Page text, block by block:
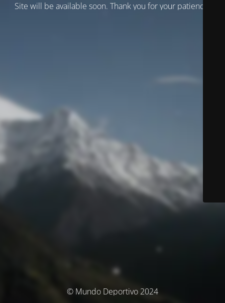
Site will be available soon. Thank you for your patience!
© Mundo Deportivo 2024